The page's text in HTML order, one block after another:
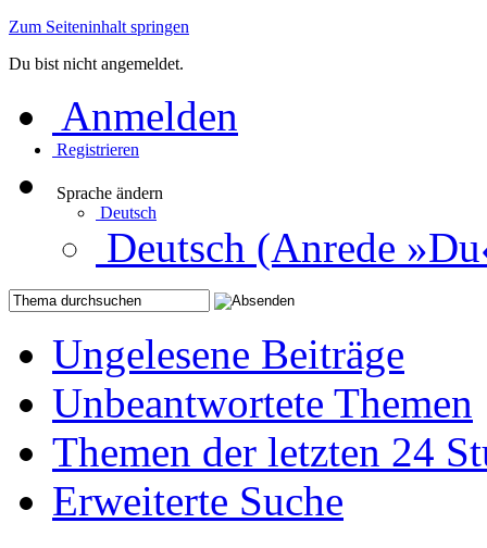
Zum Seiteninhalt springen
Du bist nicht angemeldet.
Anmelden
Registrieren
Sprache ändern
Deutsch
Deutsch (Anrede
Ungelesene Beiträge
Unbeantwortete Themen
Themen der letzten 24
Erweiterte Suche